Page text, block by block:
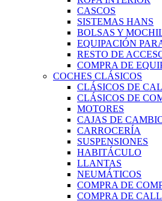
CASCOS
SISTEMAS HANS
BOLSAS Y
EQUIPACIÓN
RESTO DE
COMPRA DE
COCHES CLÁSICOS
CLÁSICOS DE
CLÁSICOS DE
MOTORES
CAJAS DE
CARROCERÍA
SUSPENSIONES
HABITÁCULO
LLANTAS
NEUMÁTICOS
COMPRA DE
COMPRA DE